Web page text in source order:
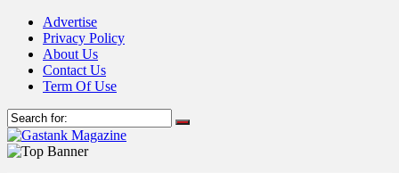
Advertise
Privacy Policy
About Us
Contact Us
Term Of Use